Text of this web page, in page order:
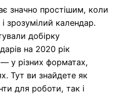
значно простішим, коли
зрозумілий календар.
добірку
на 2020 рік
у різних форматах,
Тут ви знайдете як
для роботи, так і